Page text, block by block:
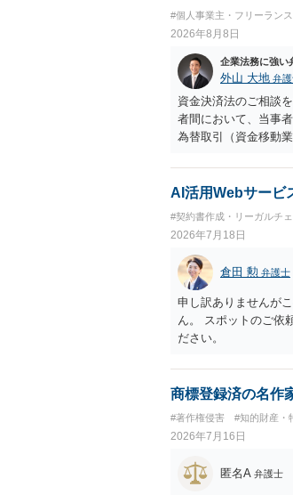
#個人事業主・フリーランス
2026年8月8日
企業法務に強い
外山 大地 弁
資金決済法のご相談
者間において、当事
為替取引（資金移動
に「利用者から資金
アプリの仕組みが利
れているのかなど、
れているアプリにつ
ビス設計にすれば資
ビスの仕組みを確認
AI活用Webサービ
#契約書作成・リーガルチ
2026年7月18日
倉田 勲 弁護士
申し訳ありませんが
ん。 スポットのご依
ださい。
商標登録済の名作
#著作権侵害 #知的財産・
2026年7月16日
匿名A 弁護士